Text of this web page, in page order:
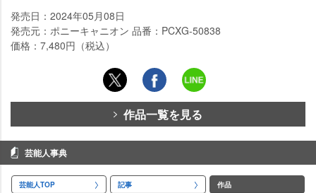
発売日：2024年05月08日
発売元：ポニーキャニオン 品番：PCXG-50838
価格：7,480円（税込）
作品一覧を見る
芸能人事典
芸能人TOP 記事 作品